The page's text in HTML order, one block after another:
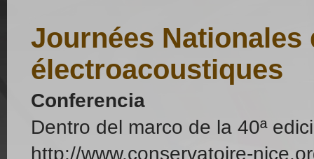
Journées Nationales
électroacoustiques
Conferencia
Dentro del marco de la 40ª
http://www.conservatoire-